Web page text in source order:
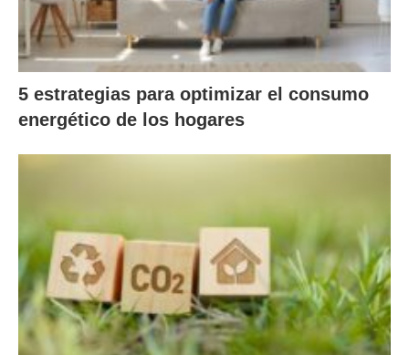
5 estrategias para optimizar el consumo
energético de los hogares